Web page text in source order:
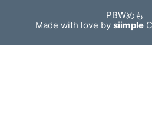
PBWめも
Made with love bysiimple